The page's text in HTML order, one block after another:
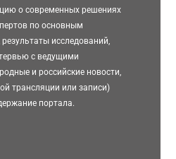
о современных решениях
по основным
исследований,
с ведущими
и российские новости,
трансляции или записи)
портала.